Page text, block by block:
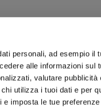
personali, ad esempio il
alle informazioni sul
valutare
utilizza i tuoi dati e per
imposta le tue